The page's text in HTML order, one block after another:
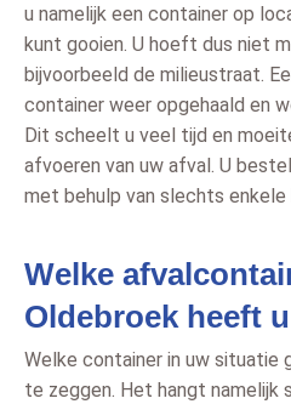
u namelijk een container op
kunt gooien. U hoeft dus niet
bijvoorbeeld de milieustraat.
container weer opgehaald en
Dit scheelt u veel tijd en
afvoeren van uw afval. U
met behulp van slechts enkele
Welke
Oldebroek heeft
Welke container in uw situatie
te zeggen. Het hangt namelijk